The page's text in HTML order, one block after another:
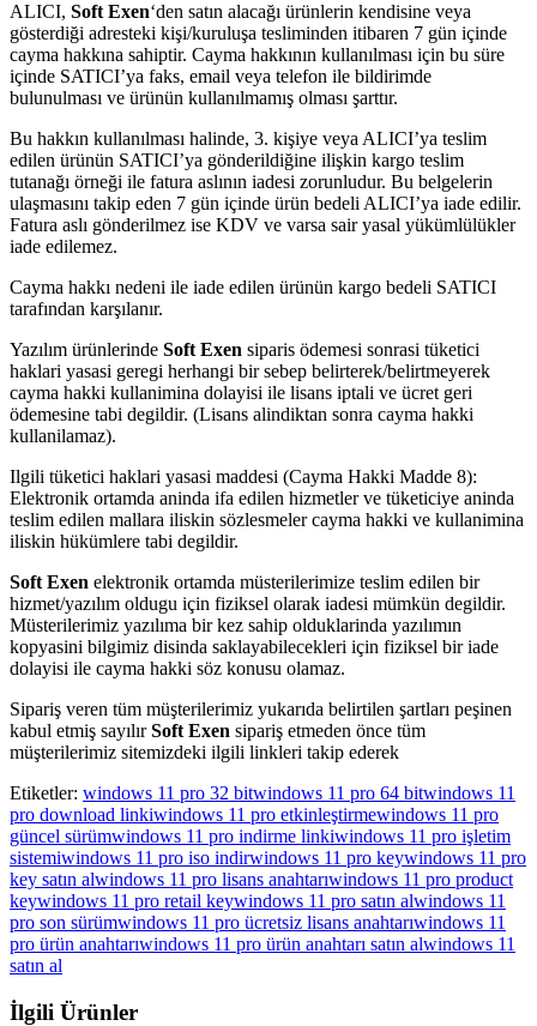
ALICI, Soft Exen‘den satın alacağı ürünlerin kendisine veya
gösterdiği adresteki kişi/kuruluşa tesliminden itibaren 7 gün içinde
cayma hakkına sahiptir. Cayma hakkının kullanılması için bu süre
içinde SATICI’ya faks, email veya telefon ile bildirimde
bulunulması ve ürünün kullanılmamış olması şarttır.
Bu hakkın kullanılması halinde, 3. kişiye veya ALICI’ya teslim
edilen ürünün SATICI’ya gönderildiğine ilişkin kargo teslim
tutanağı örneği ile fatura aslının iadesi zorunludur. Bu belgelerin
ulaşmasını takip eden 7 gün içinde ürün bedeli ALICI’ya iade edilir.
Fatura aslı gönderilmez ise KDV ve varsa sair yasal yükümlülükler
iade edilemez.
Cayma hakkı nedeni ile iade edilen ürünün kargo bedeli SATICI
tarafından karşılanır.
Yazılım ürünlerinde Soft Exen siparis ödemesi sonrasi tüketici
haklari yasasi geregi herhangi bir sebep belirterek/belirtmeyerek
cayma hakki kullanimina dolayisi ile lisans iptali ve ücret geri
ödemesine tabi degildir. (Lisans alindiktan sonra cayma hakki
kullanilamaz).
Ilgili tüketici haklari yasasi maddesi (Cayma Hakki Madde 8):
Elektronik ortamda aninda ifa edilen hizmetler ve tüketiciye aninda
teslim edilen mallara iliskin sözlesmeler cayma hakki ve kullanimina
iliskin hükümlere tabi degildir.
Soft Exen elektronik ortamda müsterilerimize teslim edilen bir
hizmet/yazılım oldugu için fiziksel olarak iadesi mümkün degildir.
Müsterilerimiz yazılıma bir kez sahip olduklarinda yazılımın
kopyasini bilgimiz disinda saklayabilecekleri için fiziksel bir iade
dolayisi ile cayma hakki söz konusu olamaz.
Sipariş veren tüm müşterilerimiz yukarıda belirtilen şartları peşinen
kabul etmiş sayılırSoft Exen sipariş etmeden önce tüm
müşterilerimiz sitemizdeki ilgili linkleri takip ederek
Etiketler: windows 11 pro 32 bitwindows 11 pro 64 bitwindows 11
pro download linkiwindows 11 pro etkinleştirmewindows 11 pro
güncel sürümwindows 11 pro indirme linkiwindows 11 pro işletim
sistemiwindows 11 pro iso indirwindows 11 pro keywindows 11 pro
key satın alwindows 11 pro lisans anahtarıwindows 11 pro product
keywindows 11 pro retail keywindows 11 pro satın alwindows 11
pro son sürümwindows 11 pro ücretsiz lisans anahtarıwindows 11
pro ürün anahtarıwindows 11 pro ürün anahtarı satın alwindows 11
satın al
İlgili Ürünler